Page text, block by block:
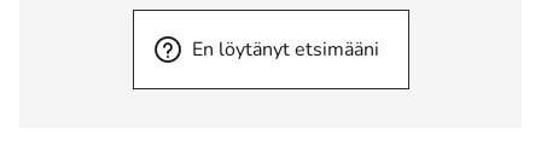
En löytänyt etsimääni